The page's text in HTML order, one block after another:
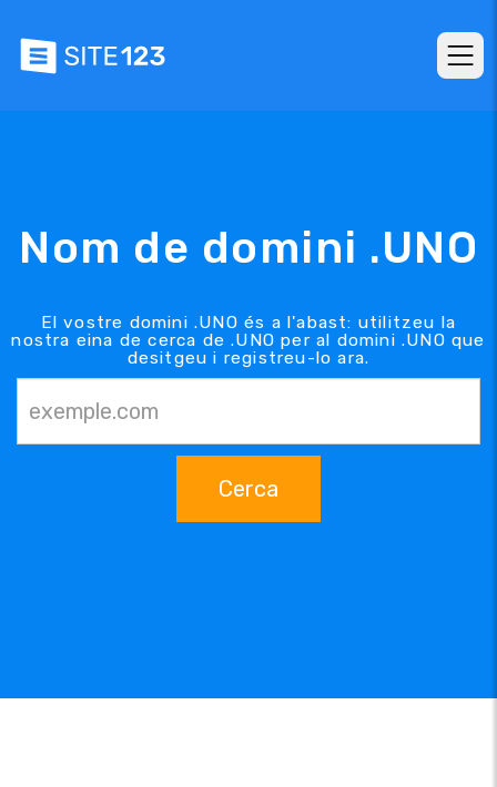
Nom de domini .UNO
El vostre domini .UNO és a l'abast: utilitzeu la
nostra eina de cerca de .UNO per al domini .UNO que
desitgeu i registreu-lo ara.
Cerca